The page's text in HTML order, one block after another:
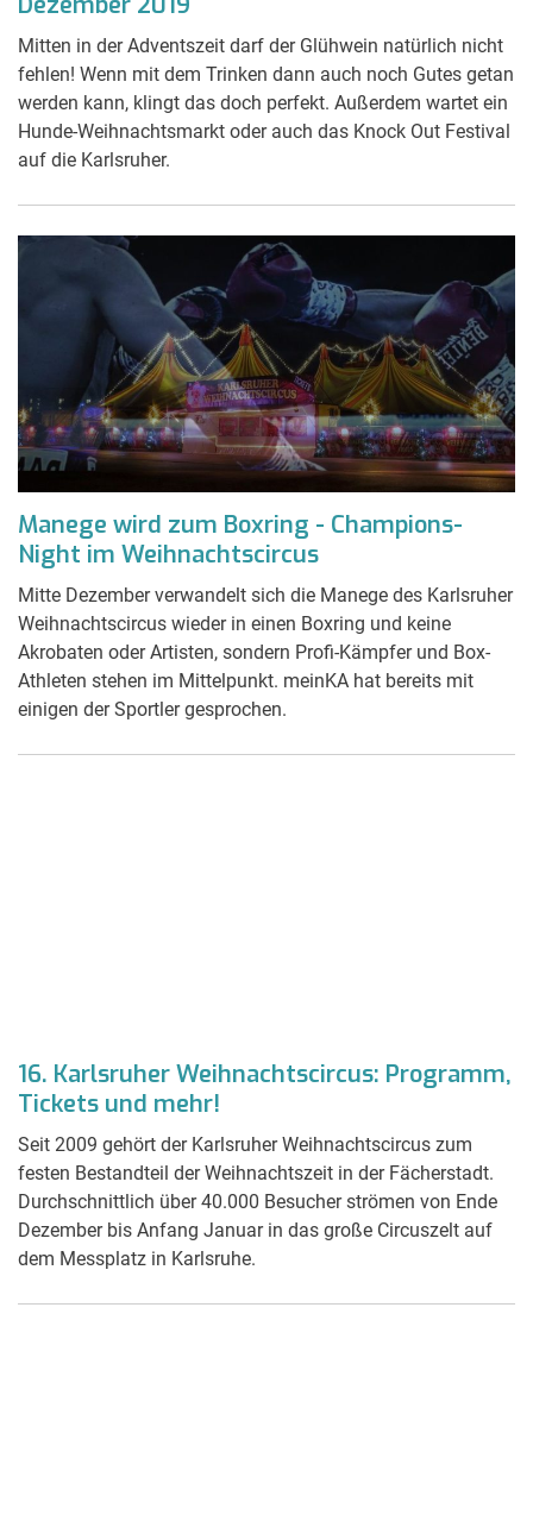
Mitten in der Adventszeit darf der Glühwein natürlich nicht
fehlen! Wenn mit dem Trinken dann auch noch Gutes getan
werden kann, klingt das doch perfekt. Außerdem wartet ein
Hunde-Weihnachtsmarkt oder auch das Knock Out Festival
auf die Karlsruher.
Manege wird zum Boxring - Champions-
Night im Weihnachtscircus
Mitte Dezember verwandelt sich die Manege des Karlsruher
Weihnachtscircus wieder in einen Boxring und keine
Akrobaten oder Artisten, sondern Profi-Kämpfer und Box-
Athleten stehen im Mittelpunkt. meinKA hat bereits mit
einigen der Sportler gesprochen.
16. Karlsruher Weihnachtscircus: Programm,
Tickets und mehr!
Seit 2009 gehört der Karlsruher Weihnachtscircus zum
festen Bestandteil der Weihnachtszeit in der Fächerstadt.
Durchschnittlich über 40.000 Besucher strömen von Ende
Dezember bis Anfang Januar in das große Circuszelt auf
dem Messplatz in Karlsruhe.